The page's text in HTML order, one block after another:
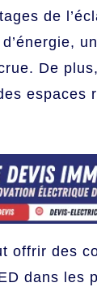
de
De
espaces
offrir des
dans